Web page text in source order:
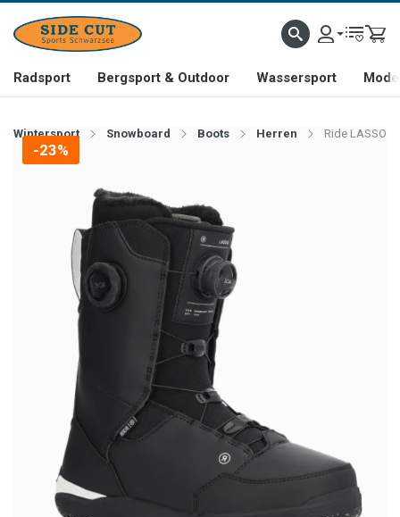
Radsport Bergsport & Outdoor Wassersport
Wintersport Snowboard Boots Herren Ride LASSO
-23%